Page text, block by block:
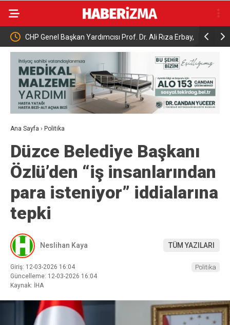
CHP Genel Başkan Yardımcısı Prof. Dr. Ali Rıza Erbay,
“CHP üyesi olmak inanç ister, emek ister, yürek ister”
Tarihi
Ana Sayfa › Politika
Düzce Belediye Başkanı
Özlü’den “iş insanlarından
para isteniyor” iddialarına
tepki
Neslihan Kaya TÜM YAZILARI
Giriş: 12-03-2026 16:04
Güncelleme: 12-03-2026 16:04
Kaynak: İHA
Politika